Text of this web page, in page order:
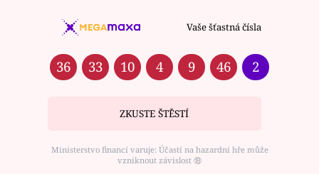
Vaše šťastná čísla
36 33 10 4 9 46 2
ZKUSTE ŠTĚSTÍ
Ministerstvo financí varuje: Účastí na hazardní hře může
vzniknout závislost ⑱